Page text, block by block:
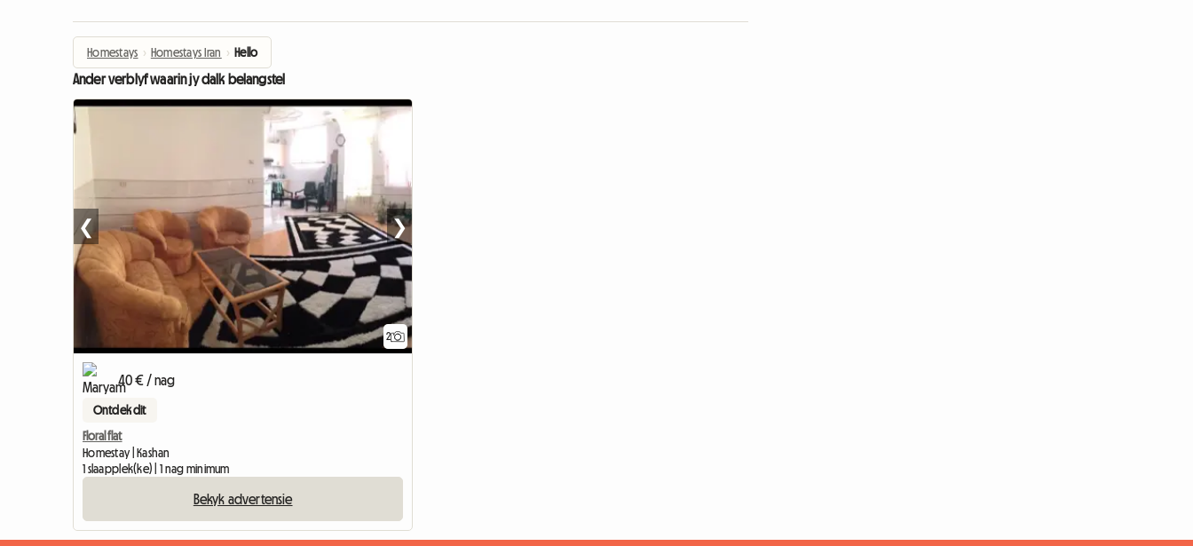
Homestays › Homestays Iran › Hello
Ander verblyf waarin jy dalk belangstel
2
❮ ❯
40 € / nag
Ontdek dit
Floral flat
Homestay | Kashan
1 slaapplek(ke) | 1 nag minimum
Bekyk advertensie